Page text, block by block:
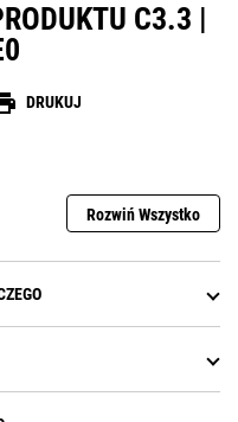
C3.3 |
DRUKUJ
Rozwiń Wszystko